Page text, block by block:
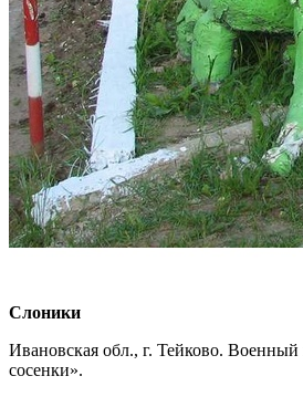
Слоники
Ивановская обл., г. Тейково.
сосенки».